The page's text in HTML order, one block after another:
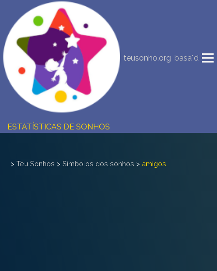
teusonho.org basa"d
NOVA INTERPRETAÇÃO DOS SONHOS
DIÁRIO DOS SEUS SONHOS (0)
DICIONÁRIO DE SÍMBOLOS DOS SONHOS
COLEÇÃO SONHOS
ESTATÍSTICAS DE SONHOS
>Teu Sonhos >Símbolos dos sonhos > amigos